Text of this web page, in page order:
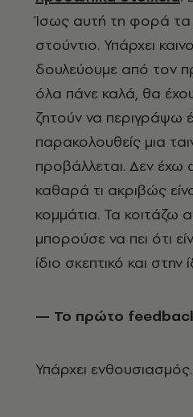
Ίσως αυτή τη φορά τα
στούντιο. Υπάρχει
δουλεύουμε από τον
όλα πάνε καλά, θα
ζητούν να περιγράψω
παρακολουθείς μια
προβάλλεται. Δεν έχω
καθαρά τι ακριβώς
κομμάτια. Τα
μπορούσε να πει ότι
ίδιο σκεπτικό και στην
— Το πρώτο
Υπάρχει ενθουσιασμός.